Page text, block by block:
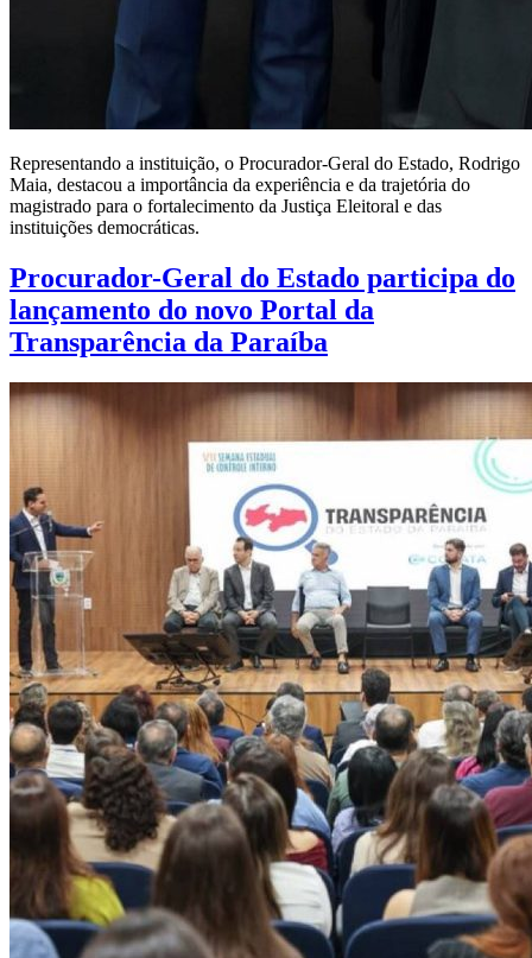
Representando a instituição, o Procurador-Geral do Estado, Rodrigo
Maia, destacou a importância da experiência e da trajetória do
magistrado para o fortalecimento da Justiça Eleitoral e das
instituições democráticas.
Procurador-Geral do Estado participa do
lançamento do novo Portal da
Transparência da Paraíba